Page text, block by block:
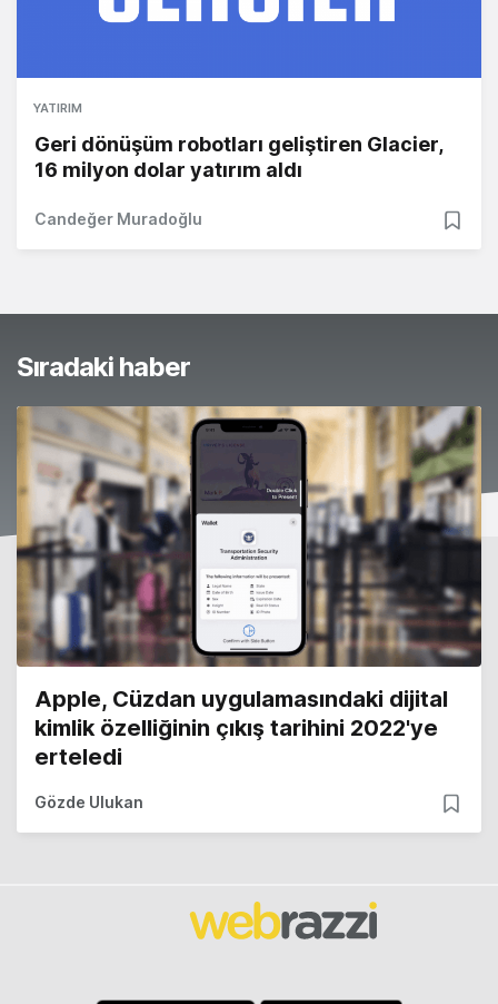
YATIRIM
Geri dönüşüm robotları geliştiren Glacier,
16 milyon dolar yatırım aldı
Candeğer Muradoğlu
Sıradaki haber
Apple, Cüzdan uygulamasındaki dijital
kimlik özelliğinin çıkış tarihini 2022'ye
erteledi
Gözde Ulukan